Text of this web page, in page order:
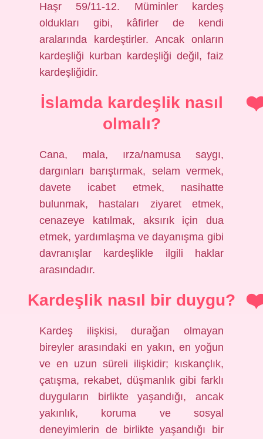
Haşr 59/11-12. Müminler kardeş
oldukları gibi, kâfirler de kendi
aralarında kardeştirler. Ancak onların
kardeşliği kurban kardeşliği değil, faiz
kardeşliğidir.
İslamda kardeşlik nasıl
olmalı?
Cana, mala, ırza/namusa saygı,
dargınları barıştırmak, selam vermek,
davete icabet etmek, nasihatte
bulunmak, hastaları ziyaret etmek,
cenazeye katılmak, aksırık için dua
etmek, yardımlaşma ve dayanışma gibi
davranışlar kardeşlikle ilgili haklar
arasındadır.
Kardeşlik nasıl bir duygu?
Kardeş ilişkisi, durağan olmayan
bireyler arasındaki en yakın, en yoğun
ve en uzun süreli ilişkidir; kıskançlık,
çatışma, rekabet, düşmanlık gibi farklı
duyguların birlikte yaşandığı, ancak
yakınlık, koruma ve sosyal
deneyimlerin de birlikte yaşandığı bir